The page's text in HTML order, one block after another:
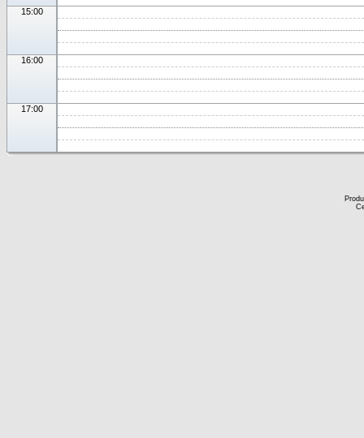
15:00
16:00
17:00